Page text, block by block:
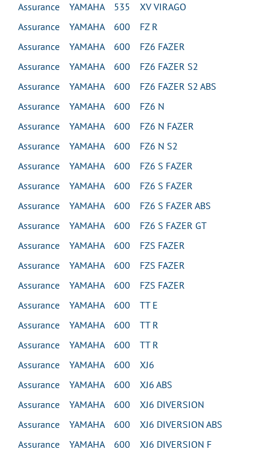
Assurance YAMAHA 535 XV VIRAGO
Assurance YAMAHA 600 FZ R
Assurance YAMAHA 600 FZ6 FAZER
Assurance YAMAHA 600 FZ6 FAZER S2
Assurance YAMAHA 600 FZ6 FAZER S2 ABS
Assurance YAMAHA 600 FZ6 N
Assurance YAMAHA 600 FZ6 N FAZER
Assurance YAMAHA 600 FZ6 N S2
Assurance YAMAHA 600 FZ6 S FAZER
Assurance YAMAHA 600 FZ6 S FAZER
Assurance YAMAHA 600 FZ6 S FAZER ABS
Assurance YAMAHA 600 FZ6 S FAZER GT
Assurance YAMAHA 600 FZS FAZER
Assurance YAMAHA 600 FZS FAZER
Assurance YAMAHA 600 FZS FAZER
Assurance YAMAHA 600 TT E
Assurance YAMAHA 600 TT R
Assurance YAMAHA 600 TT R
Assurance YAMAHA 600 XJ6
Assurance YAMAHA 600 XJ6 ABS
Assurance YAMAHA 600 XJ6 DIVERSION
Assurance YAMAHA 600 XJ6 DIVERSION ABS
Assurance YAMAHA 600 XJ6 DIVERSION F